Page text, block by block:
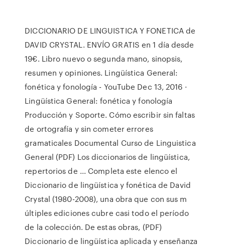
DICCIONARIO DE LINGUISTICA Y FONETICA de
DAVID CRYSTAL. ENVÍO GRATIS en 1 día desde
19€. Libro nuevo o segunda mano, sinopsis,
resumen y opiniones. Lingüística General:
fonética y fonología - YouTube Dec 13, 2016 ·
Lingüística General: fonética y fonología
Producción y Soporte. Cómo escribir sin faltas
de ortografía y sin cometer errores
gramaticales Documental Curso de Linguistica
General (PDF) Los diccionarios de lingüística,
repertorios de ... Completa este elenco el
Diccionario de lingüística y fonética de David
Crystal (1980-2008), una obra que con sus m
últiples ediciones cubre casi todo el período
de la colección. De estas obras, (PDF)
Diccionario de lingüística aplicada y enseñanza